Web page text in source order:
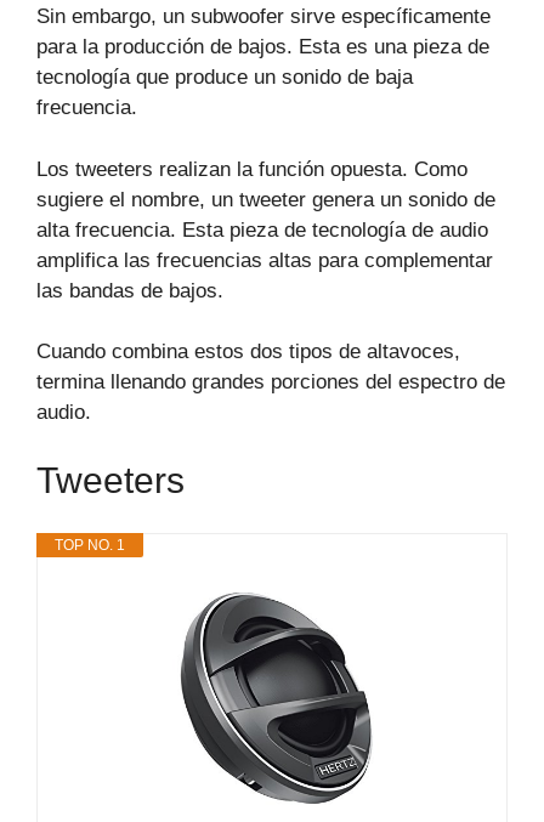
Sin embargo, un subwoofer sirve específicamente
para la producción de bajos. Esta es una pieza de
tecnología que produce un sonido de baja
frecuencia.
Los tweeters realizan la función opuesta. Como
sugiere el nombre, un tweeter genera un sonido de
alta frecuencia. Esta pieza de tecnología de audio
amplifica las frecuencias altas para complementar
las bandas de bajos.
Cuando combina estos dos tipos de altavoces,
termina llenando grandes porciones del espectro de
audio.
Tweeters
TOP NO. 1